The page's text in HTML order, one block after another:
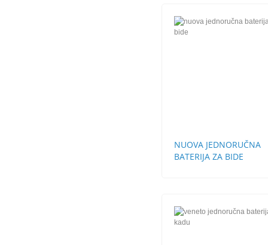
NUOVA JEDNORUČNA
BATERIJA ZA BIDE